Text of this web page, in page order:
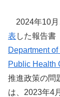
2024年10月
表 した報告書
Department
Public Health
推進政策の問
は、2023年4